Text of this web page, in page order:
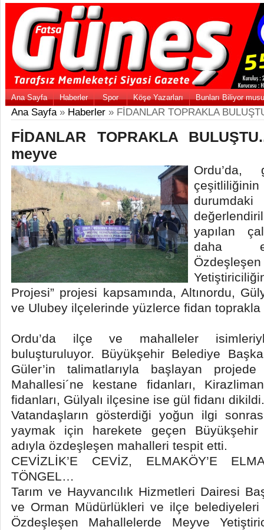
Ana Sayfa Haberler Spor Köşe Yazarları Bunları Biliyor
Ana Sayfa» Haberler » FİDANLAR TOPRAKLA
FİDANLAR TOPRAKLA
meyve
yapılan
daha
Projesi” projesi kapsamında, Altınordu,
ve Ulubey ilçelerinde yüzlerce fidan
Ordu’da ilçe ve mahalleler
buluşturuluyor. Büyükşehir Belediye
Güler’in talimatlarıyla başlayan
Mahallesi´ne kestane fidanları,
fidanları, Gülyalı ilçesine ise gül fidanı
Vatandaşların gösterdiği yoğun ilgi
yaymak için harekete geçen Büyükşehir
adıyla özdeşleşen mahalleri tespit etti.
CEVİZLİK’E CEVİZ, ELMAKÖY’E
TÖNGEL…
Tarım ve Hayvancılık Hizmetleri Dairesi
ve Orman Müdürlükleri ve ilçe belediyeleri
Özdeşleşen Mahallelerde Meyve